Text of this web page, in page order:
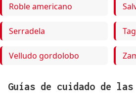
Roble americano
Serradela
Velludo gordolobo
Guías de cuidado de